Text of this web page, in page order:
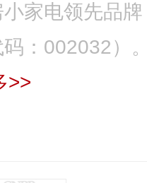
家电领先品
：002032）
>>